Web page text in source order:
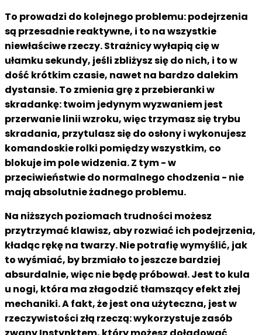
To prowadzi do kolejnego problemu: podejrzenia
są przesadnie reaktywne, i to na wszystkie
niewłaściwe rzeczy. Strażnicy wyłapią cię w
ułamku sekundy, jeśli zbliżysz się do nich, i to w
dość krótkim czasie, nawet na bardzo dalekim
dystansie. To zmienia grę z przebieranki w
skradankę: twoim jedynym wyzwaniem jest
przerwanie linii wzroku, więc trzymasz się trybu
skradania, przytulasz się do osłony i wykonujesz
komandoskie rolki pomiędzy wszystkim, co
blokuje im pole widzenia. Z tym - w
przeciwieństwie do normalnego chodzenia - nie
mają absolutnie żadnego problemu.
Na niższych poziomach trudności możesz
przytrzymać klawisz, aby rozwiać ich podejrzenia,
kładąc rękę na twarzy. Nie potrafię wymyślić, jak
to wyśmiać, by brzmiało to jeszcze bardziej
absurdalnie, więc nie będę próbował. Jest to kula
u nogi, która ma złagodzić tłamszący efekt złej
mechaniki. A fakt, że jest ona użyteczna, jest w
rzeczywistości złą rzeczą: wykorzystuje zasób